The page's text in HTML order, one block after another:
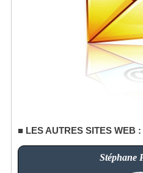
LES AUTRES SITES WEB :
Stéphane